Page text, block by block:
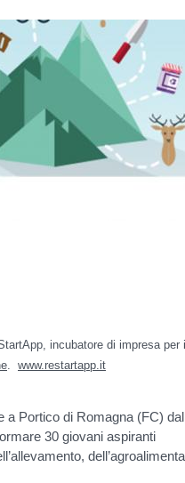
incubatore di impresa per
www.restartapp.it
a Portico di Romagna (FC)
30 giovani aspiranti